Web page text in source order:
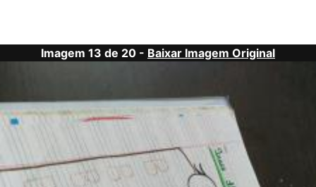
Imagem 13 de 20 - Baixar Imagem Original